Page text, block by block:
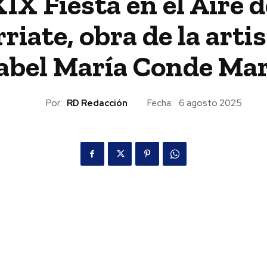
obra de la
María Conde
Por: RD Redacción Fecha: 6 agosto 2025